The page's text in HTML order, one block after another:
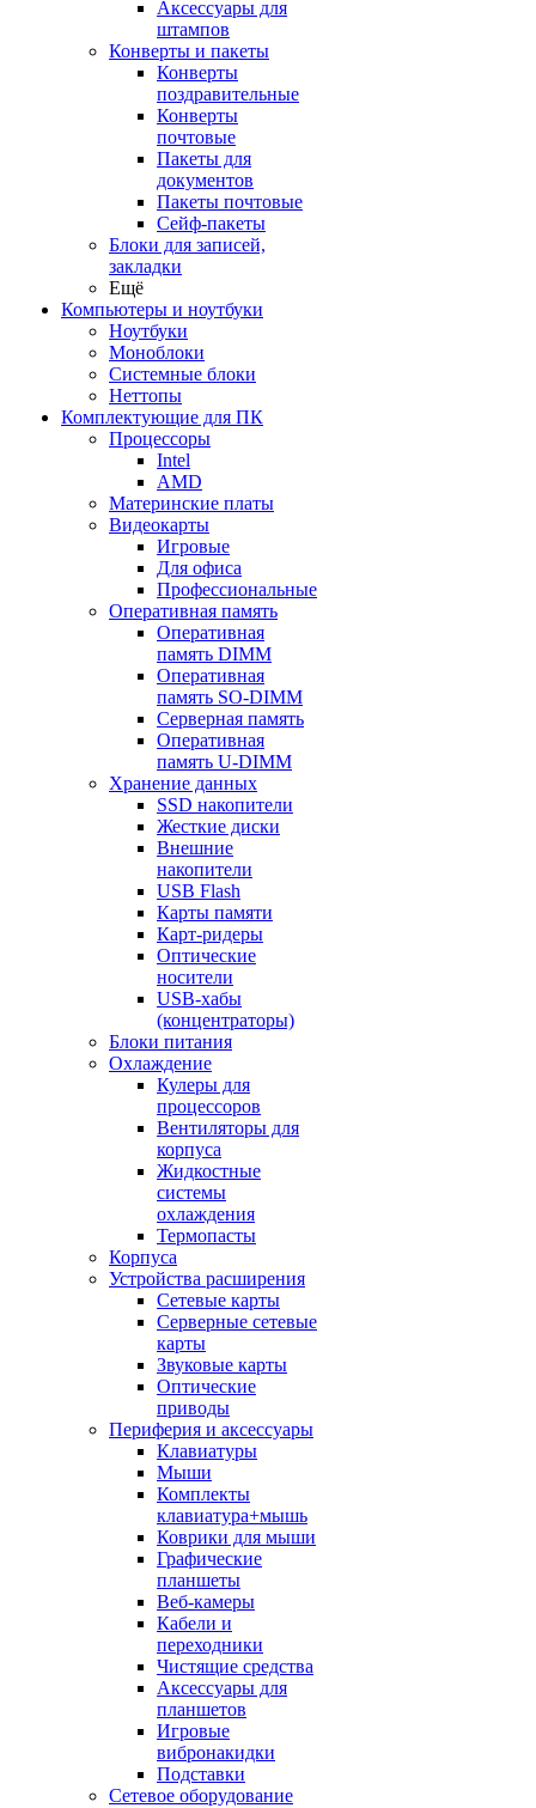
Аксессуары для
штампов
Конверты и пакеты
Конверты
поздравительные
Конверты
почтовые
Пакеты для
документов
Пакеты почтовые
Сейф-пакеты
Блоки для записей,
закладки
Ещё
Компьютеры и ноутбуки
Ноутбуки
Моноблоки
Системные блоки
Неттопы
Комплектующие для ПК
Процессоры
Intel
AMD
Материнские платы
Видеокарты
Игровые
Для офиса
Профессиональные
Оперативная память
Оперативная
память DIMM
Оперативная
память SO-DIMM
Серверная память
Оперативная
память U-DIMM
Хранение данных
SSD накопители
Жесткие диски
Внешние
накопители
USB Flash
Карты памяти
Карт-ридеры
Оптические
носители
USB-хабы
(концентраторы)
Блоки питания
Охлаждение
Кулеры для
процессоров
Вентиляторы для
корпуса
Жидкостные
системы
охлаждения
Термопасты
Корпуса
Устройства расширения
Сетевые карты
Серверные сетевые
карты
Звуковые карты
Оптические
приводы
Периферия и аксессуары
Клавиатуры
Мыши
Комплекты
клавиатура+мышь
Коврики для мыши
Графические
планшеты
Веб-камеры
Кабели и
переходники
Чистящие средства
Аксессуары для
планшетов
Игровые
вибронакидки
Подставки
Сетевое оборудование